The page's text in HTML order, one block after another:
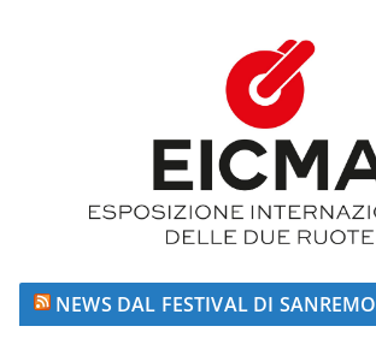
NEWS DAL FESTIVAL DI SANREMO